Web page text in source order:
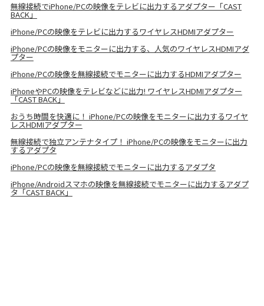
無線接続でiPhone/PCの映像をテレビに出力するアダプター「CAST
BACK」
iPhone/PCの映像をテレビに出力するワイヤレスHDMIアダプター
iPhone/PCの映像をモニターに出力する、人気のワイヤレスHDMIアダ
プター
iPhone/PCの映像を無線接続でモニターに出力するHDMIアダプター
iPhoneやPCの映像をテレビなどに出力! ワイヤレスHDMIアダプター
「CAST BACK」
おうち時間を快適に！ iPhone/PCの映像をモニターに出力するワイヤ
レスHDMIアダプター
無線接続で独立アンテナタイプ！ iPhone/PCの映像をモニターに出力
するアダプタ
iPhone/PCの映像を無線接続でモニターに出力するアダプタ
iPhone/Androidスマホの映像を無線接続でモニターに出力するアダプ
タ「CAST BACK」